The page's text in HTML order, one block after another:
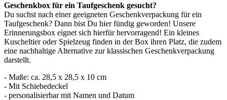
Geschenkbox für ein Taufgeschenk gesucht?
Du suchst nach einer geeigneten Geschenkverpackung für ein
Taufgeschenk? Dann bist Du hier fündig geworden! Unsere
Erinnerungsbox eignet sich hierfür hervorragend! Ein kleines
Kuscheltier oder Spielzeug finden in der Box ihren Platz, die zudem
eine nachhaltige Alternative zur klassischen Geschenkverpackung
darstellt.
- Maße: ca. 28,5 x 28,5 x 10 cm
- Mit Schiebedeckel
- personalisierbar mit Namen und Datum